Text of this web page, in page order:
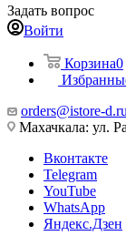
Задать вопрос
Войти
Корзина0
orders@istore-d.ru
Махачкала: ул.
Вконтакте
Telegram
YouTube
WhatsApp
Яндекс.Дзен